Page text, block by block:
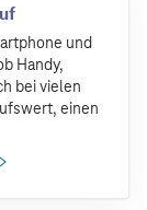
und
Handy,
bei vielen
einen